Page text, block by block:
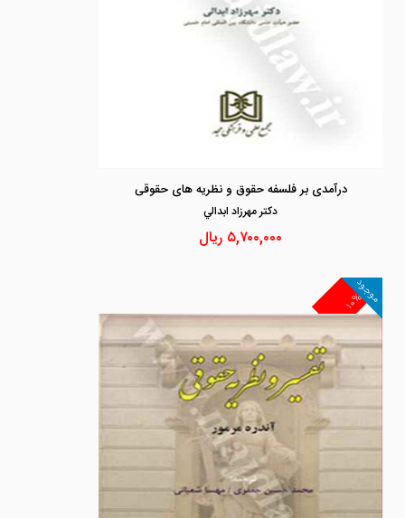
درآمدی بر فلسفه حقوق و نظریه های حقوقی
دكتر مهرزاد ابدالي
۵,۷۰۰,۰۰۰ ریال
۱۰%
موجود